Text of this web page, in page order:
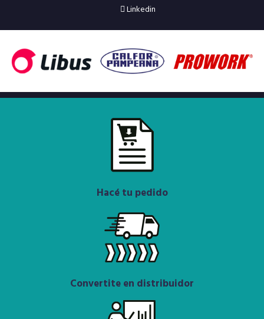
Linkedin
Hacé tu pedido
Convertite en distribuidor